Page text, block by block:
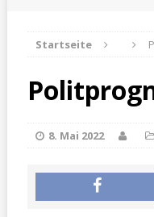
[ 8.
Startseite
8. Mai 2022